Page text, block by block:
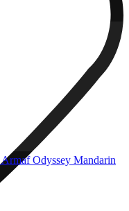
Armaf Odyssey Mandarin